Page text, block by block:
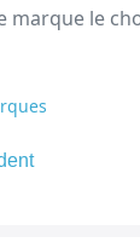
marque le